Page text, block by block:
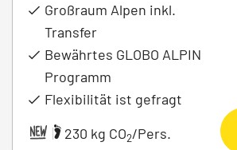
Großraum Alpen inkl.
Transfer
Bewährtes GLOBO ALPIN
Programm
Flexibilität ist gefragt
|
230 kg CO2/Pers.